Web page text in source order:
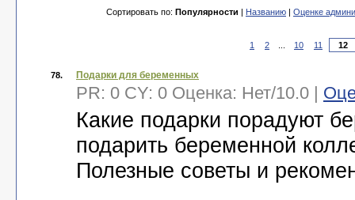
Сортировать по: Популярности | Названию | Оценке
1 2 10 11
78. Подарки для беременных
PR: 0 CY: 0 Оценка: Нет/10.0 |
Какие подарки порадуют
подарить беременной
Полезные советы и